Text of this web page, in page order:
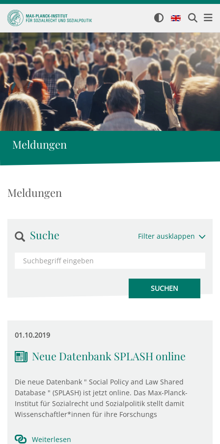
Meldungen
Meldungen
Suche Filter ausklappen
01.10.2019
Neue Datenbank SPLASH online
Die neue Datenbank " Social Policy and Law Shared
Database " (SPLASH) ist jetzt online. Das Max-Planck-
Institut für Sozialrecht und Sozialpolitik stellt damit
Wissenschaftler*innen für ihre Forschungs
Weiterlesen